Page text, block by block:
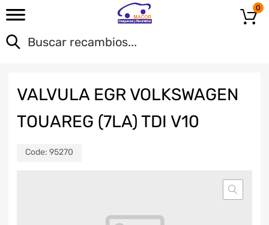
0
VALVULA EGR VOLKSWAGEN
TOUAREG (7LA) TDI V10
Code: 95270